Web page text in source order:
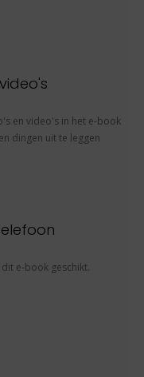
en video's in het e-book
dingen uit te leggen
e-book geschikt.